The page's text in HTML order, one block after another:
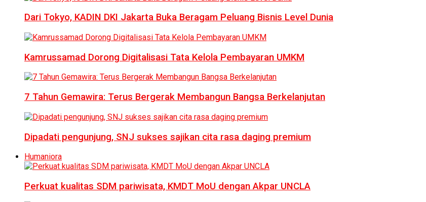
Dari Tokyo, KADIN DKI Jakarta Buka Beragam Peluang Bisnis Level Dunia
Kamrussamad Dorong Digitalisasi Tata Kelola Pembayaran UMKM
7 Tahun Gemawira: Terus Bergerak Membangun Bangsa Berkelanjutan
Dipadati pengunjung, SNJ sukses sajikan cita rasa daging premium
Humaniora
Perkuat kualitas SDM pariwisata, KMDT MoU dengan Akpar UNCLA